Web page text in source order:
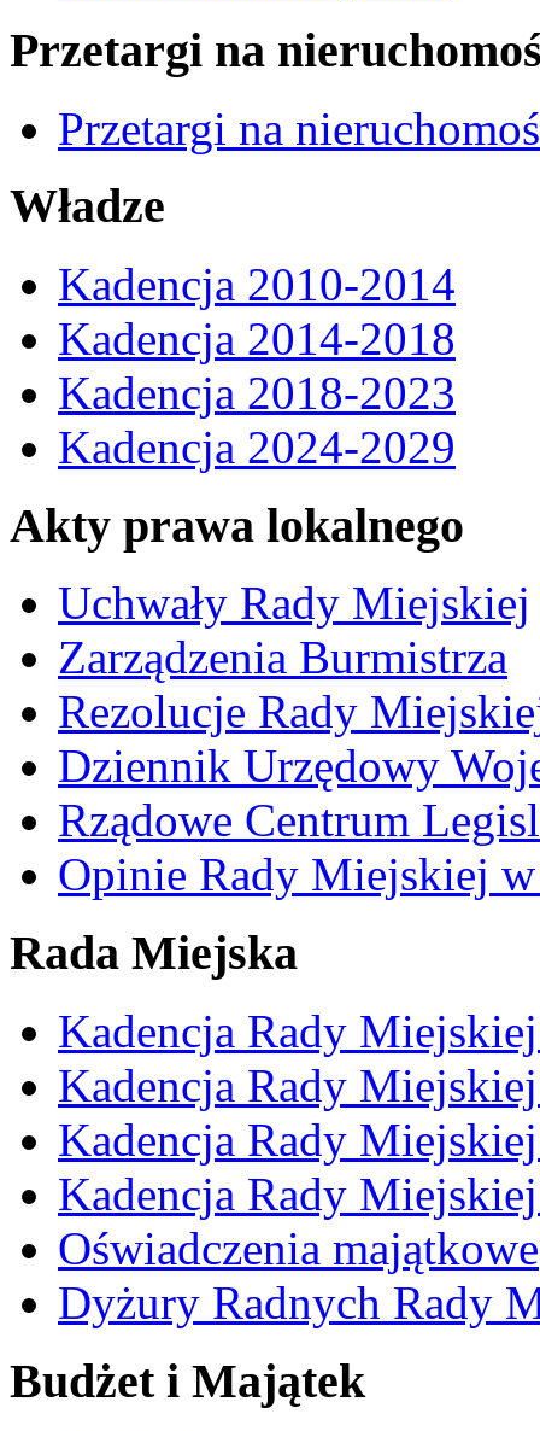
Przetargi na
Przetargi na
Władze
Kadencja 2010-2014
Kadencja 2014-2018
Kadencja 2018-2023
Kadencja 2024-2029
Akty prawa lokalnego
Uchwały Rady Miejskiej
Zarządzenia Burmistrza
Rezolucje Rady
Dziennik Urzędowy
Rządowe Centrum
Opinie Rady Miejskiej w
Rada Miejska
Kadencja Rady
Kadencja Rady
Kadencja Rady
Kadencja Rady
Oświadczenia majątkowe
Dyżury Radnych Rady
Budżet i Majątek